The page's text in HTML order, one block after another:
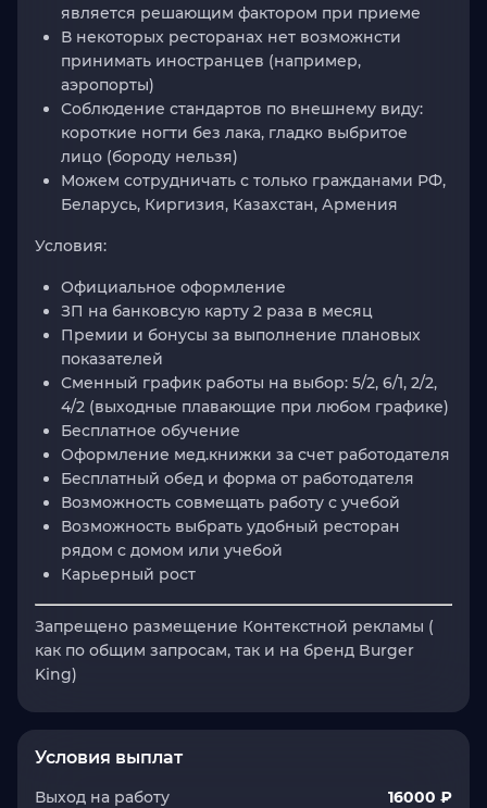
является решающим фактором при приеме
В некоторых ресторанах нет возможнсти
принимать иностранцев (например,
аэропорты)
Соблюдение стандартов по внешнему виду:
короткие ногти без лака, гладко выбритое
лицо (бороду нельзя)
Можем сотрудничать с только гражданами РФ,
Беларусь, Киргизия, Казахстан, Армения
Условия:
Официальное оформление
ЗП на банковсую карту 2 раза в месяц
Премии и бонусы за выполнение плановых
показателей
Сменный график работы на выбор: 5/2, 6/1, 2/2,
4/2 (выходные плавающие при любом графике)
Бесплатное обучение
Оформление мед.книжки за счет работодателя
Бесплатный обед и форма от работодателя
Возможность совмещать работу с учебой
Возможность выбрать удобный ресторан
рядом с домом или учебой
Карьерный рост
Запрещено размещение Контекстной рекламы (
как по общим запросам, так и на бренд Burger
King)
Условия выплат
Выход на работу
16000 ₽